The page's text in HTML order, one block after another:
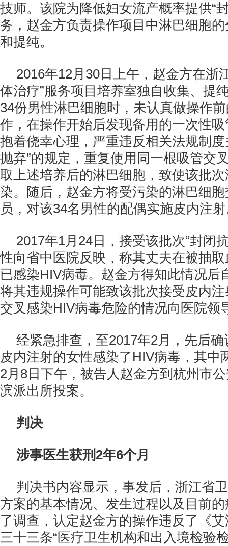
技师。该院为降低妇女流产概率提供“
务，赵金方负责操作项目中淋巴细胞
和提纯。
2016年12月30日上午，赵金方在浙
体治疗”服务项目培养室独自收集、提
34份男性淋巴细胞时，未认真做操作
作，在操作开始后发现备用的一次性
抱着侥幸心理，严重违反相关法规制
抛弃”的规定，重复使用同一根吸管交
取上述培养后的淋巴细胞，致使该批
染。随后，赵金方将受污染的淋巴细
员，对该34名男性的配偶实施皮内注
2017年1月24日，接受该批次“封闭
性向省中医院反映，称其丈夫在被抽
已感染HIV病毒。赵金方得知此情况后
将其违规操作可能致该批次接受皮内
交叉感染HIV病毒危险的情况向医院领
经紧急排查，至2017年2月，先后
皮内注射的女性感染了HIV病毒，其中
2月8日下午，被告人赵金方到杭州市
滨派出所投案。
判决
涉事医生获刑2年6个月
判决书内容显示，事发后，浙江省
方案的基本情况、发生过程以及目前
了调查，认定赵金方的操作违反了《
三十三条“医疗卫生机构和出入境检验